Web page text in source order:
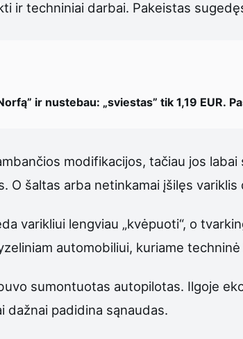
ir techniniai darbai. Pakeistas
ir nustebau: „sviestas” tik 1,19
modifikacijos, tačiau jos
O šaltas arba netinkamai įšilęs
varikliui lengviau „kvėpuoti“, o
automobiliui, kuriame
sumontuotas autopilotas. Ilgoje
dažnai padidina sąnaudas.